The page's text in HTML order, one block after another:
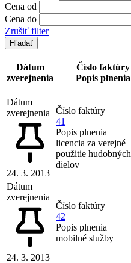
Cena od
Cena do
Zrušiť filter
Dátum
zverejnenia
Číslo faktúry
Popis plnenia
Dátum
zverejnenia
24. 3. 2013
Číslo faktúry
41
Popis plnenia
licencia za verejné
použitie hudobných
dielov
Dátum
zverejnenia
24. 3. 2013
Číslo faktúry
42
Popis plnenia
mobilné služby